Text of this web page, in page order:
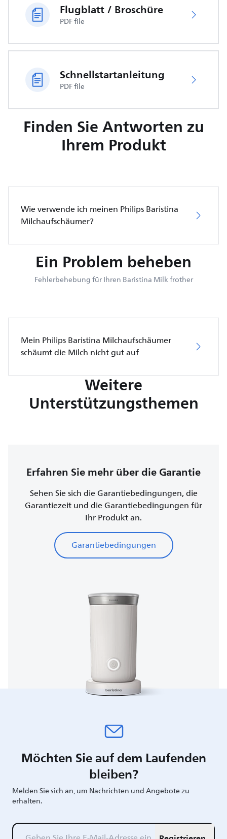
Flugblatt / Broschüre
PDF file
Schnellstartanleitung
PDF file
Finden Sie Antworten zu
Ihrem Produkt
Wie verwende ich meinen Philips Baristina
Milchaufschäumer?
Ein Problem beheben
Fehlerbehebung für Ihren Baristina Milk frother
Mein Philips Baristina Milchaufschäumer
schäumt die Milch nicht gut auf
Weitere
Unterstützungsthemen
Erfahren Sie mehr über die Garantie
Sehen Sie sich die Garantiebedingungen, die
Garantiezeit und die Garantiebedingungen für
Ihr Produkt an.
Garantiebedingungen
Möchten Sie auf dem Laufenden
bleiben?
Melden Sie sich an, um Nachrichten und Angebote zu
erhalten.